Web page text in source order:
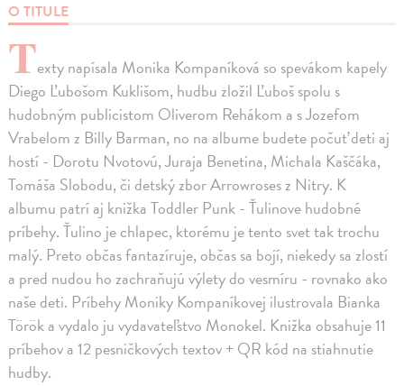
O TITULE
Texty napísala Monika Kompaníková so spevákom kapely
Diego Ľubošom Kuklišom, hudbu zložil Ľuboš spolu s
hudobným publicistom Oliverom Rehákom a s Jozefom
Vrabelom z Billy Barman, no na albume budete počuť deti aj
hostí - Dorotu Nvotovú, Juraja Benetina, Michala Kaščáka,
Tomáša Slobodu, či detský zbor Arrowroses z Nitry. K
albumu patrí aj knižka Toddler Punk - Ťulinove hudobné
príbehy. Ťulino je chlapec, ktorému je tento svet tak trochu
malý. Preto občas fantazíruje, občas sa bojí, niekedy sa zlostí
a pred nudou ho zachraňujú výlety do vesmíru - rovnako ako
naše deti. Príbehy Moniky Kompaníkovej ilustrovala Bianka
Török a vydalo ju vydavateľstvo Monokel. Knižka obsahuje 11
príbehov a 12 pesničkových textov + QR kód na stiahnutie
hudby.